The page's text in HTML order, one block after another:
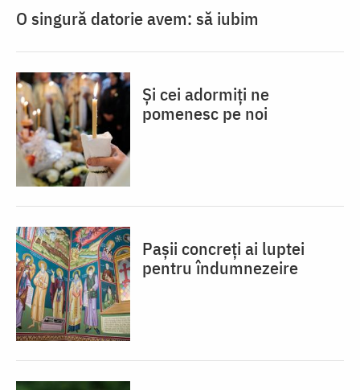
O singură datorie avem: să iubim
Și cei adormiți ne
pomenesc pe noi
Pașii concreți ai luptei
pentru îndumnezeire